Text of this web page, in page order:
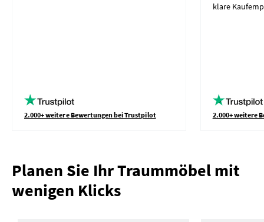
2.000+ weitere Bewertungen bei Trustpilot
klare
2.000+ weitere
Planen Sie Ihr Traummöbel mit
wenigen Klicks